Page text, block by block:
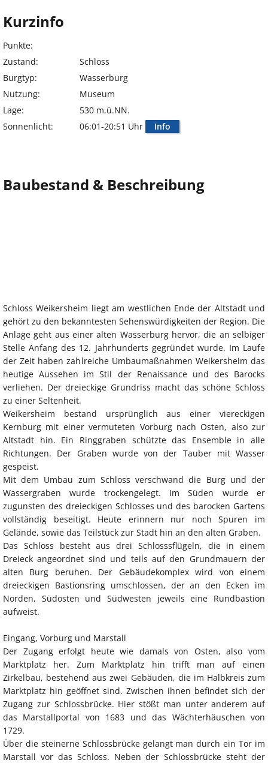
Kurzinfo
Punkte:
Zustand:
Schloss
Burgtyp:
Wasserburg
Nutzung:
Museum
Lage:
530 m.ü.NN.
Sonnenlicht:
06:01-20:51 Uhr Info
Baubestand & Beschreibung
Schloss Weikersheim liegt am westlichen Ende der Altstadt und
gehört zu den bekanntesten Sehenswürdigkeiten der Region. Die
Anlage geht aus einer alten Wasserburg hervor, die an selbiger
Stelle Anfang des 12. Jahrhunderts gegründet wurde. Im Laufe
der Zeit haben zahlreiche Umbaumaßnahmen Weikersheim das
heutige Aussehen im Stil der Renaissance und des Barocks
verliehen. Der dreieckige Grundriss macht das schöne Schloss
zu einer Seltenheit.
Weikersheim bestand ursprünglich aus einer viereckigen
Kernburg mit einer vermuteten Vorburg nach Osten, also zur
Altstadt hin. Ein Ringgraben schützte das Ensemble in alle
Richtungen. Der Graben wurde von der Tauber mit Wasser
gespeist.
Mit dem Umbau zum Schloss verschwand die Burg und der
Wassergraben wurde trockengelegt. Im Süden wurde er
zugunsten des dreieckigen Schlosses und des barocken Gartens
vollständig beseitigt. Heute erinnern nur noch Spuren im
Gelände, sowie das Teilstück zur Stadt hin an den alten Graben.
Das Schloss besteht aus drei Schlosssflügeln, die in einem
Dreieck angeordnet sind und teils auf den Grundmauern der
alten Burg beruhen. Der Gebäudekomplex wird von einem
dreieckigen Bastionsring umschlossen, der an den Ecken im
Norden, Südosten und Südwesten jeweils eine Rundbastion
aufweist.
Eingang, Vorburg und Marstall
Der Zugang erfolgt heute wie damals von Osten, also vom
Marktplatz her. Zum Marktplatz hin trifft man auf einen
Zirkelbau, bestehend aus zwei Gebäuden, die im Halbkreis zum
Marktplatz hin geöffnet sind. Zwischen ihnen befindet sich der
Zugang zur Schlossbrücke. Hier stößt man unter anderem auf
das Marstallportal von 1683 und das Wächterhäuschen von
1729.
Über die steinerne Schlossbrücke gelangt man durch ein Tor im
Marstall vor das Schloss. Neben der Schlossbrücke steht der